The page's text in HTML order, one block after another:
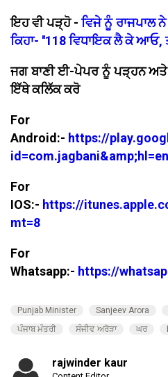
ਇਹ ਵੀ ਪੜ੍ਹੋ -ਵਿਜੇ ਨੂੰ ਰਾਜਪਾਲ
ਕਿਹਾ- ''118 ਵਿਧਾਇਕ ਲੈ ਕੇ ਆਓ,
ਜਗ ਬਾਣੀ ਈ-ਪੇਪਰ ਨੂੰ ਪੜ੍ਹਨ
ਇੱਥੇ ਕਲਿੱਕ ਕਰੋ
For
Android:- https://
id=com.jagbani&amp;hl=en
For
IOS:- https://
mt=8
For
Whatsapp:- https://
Punjab Minister Sanjeev Arora
ਪੰਜਾਬ ਮੰਤਰੀ
ਸੰਜੀਵ ਅਰੋੜਾ ਘਰ
rajwinder kaur